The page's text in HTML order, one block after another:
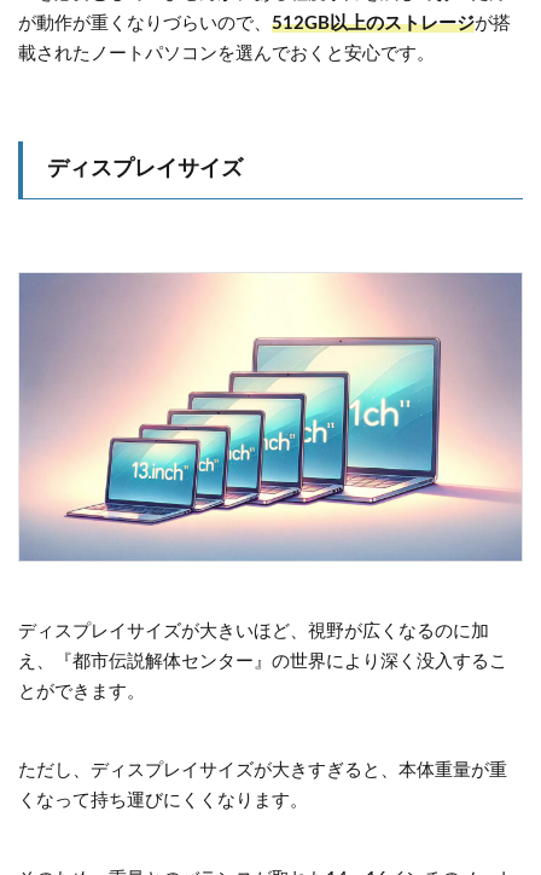
が動作が重くなりづらいので、 512GB以上のストレージが搭
載されたノートパソコンを選んでおくと安心です。
ディスプレイサイズ
ディスプレイサイズが大きいほど、視野が広くなるのに加
え、『都市伝説解体センター』の世界により深く没入するこ
とができます。
ただし、ディスプレイサイズが大きすぎると、本体重量が重
くなって持ち運びにくくなります。